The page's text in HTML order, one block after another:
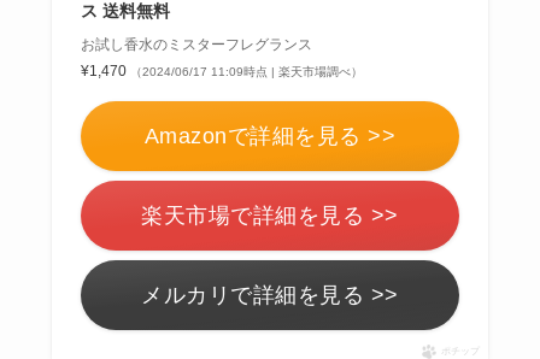
ス 送料無料
お試し香水のミスターフレグランス
¥1,470
（2024/06/17 11:09時点 | 楽天市場調べ）
Amazonで詳細を見る >>
楽天市場で詳細を見る >>
メルカリで詳細を見る >>
ポチップ